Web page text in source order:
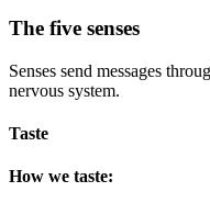
The five senses
Senses send messages
nervous system.
Taste
How we taste: